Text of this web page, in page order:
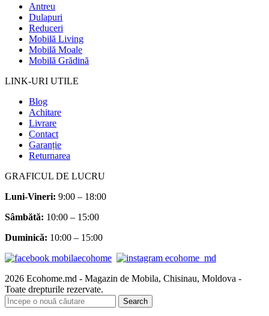
Antreu
Dulapuri
Reduceri
Mobilă Living
Mobilă Moale
Mobilă Grădină
LINK-URI UTILE
Blog
Achitare
Livrare
Contact
Garanție
Returnarea
GRAFICUL DE LUCRU
Luni-Vineri: 9:00 – 18:00
Sâmbătă: 10:00 – 15:00
Duminică: 10:00 – 15:00
2026 Ecohome.md - Magazin de Mobila, Chisinau, Moldova -
Toate drepturile rezervate.
Search